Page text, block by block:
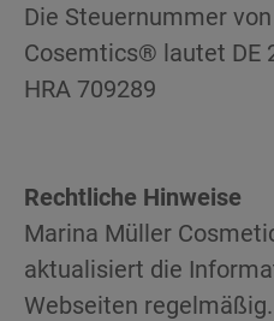
Die Steuernummer
Cosemtics® lautet DE
HRA 709289
Rechtliche Hinweise
Marina Müller
aktualisiert die
Webseiten